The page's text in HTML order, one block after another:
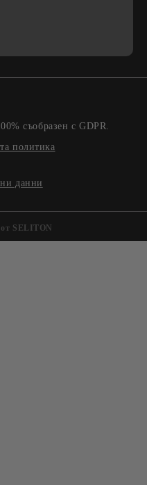
съобразен с GDPR.
политика
данни
SELITON